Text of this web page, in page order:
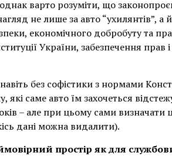
варто розуміти, що
не лише за авто “ухилянтів”,
економічного добробуту та
України, забезпечення прав
без софістики з нормами
саме авто їм захочеться
– але при цьому сами визначати
дані можна видалити).
простір як для